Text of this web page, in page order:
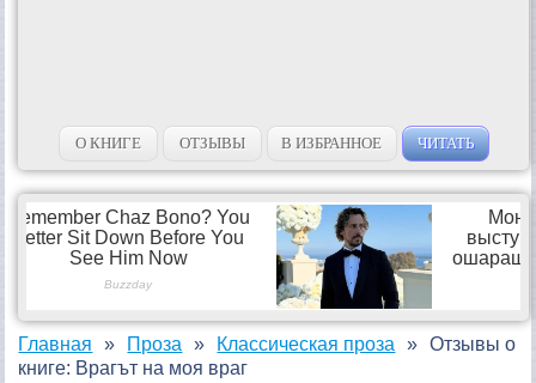
О КНИГЕ ОТЗЫВЫ В ИЗБРАННОЕ ЧИТАТЬ
Главная Проза Классическая проза
Отзывы о
книге: Врагът на моя враг